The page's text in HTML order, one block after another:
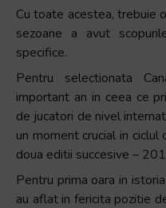
with
the
content.
Cu toate acestea, trebuie
sezoane a avut
specifice.
Pentru selectionata
important an in ceea ce
de jucatori de nivel
un moment crucial in
doua editii succesive –
Pentru prima oara in
au aflat in fericita pozitie